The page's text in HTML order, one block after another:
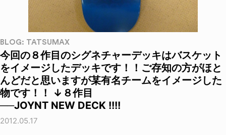
BLOG: TATSUMAX
今回の８作目のシグネチャーデッキはバスケット
をイメージしたデッキです！！ご存知の方がほと
んどだと思いますが某有名チームをイメージした
物です！！ ↓８作目
──JOYNT NEW DECK !!!!
2012.05.17